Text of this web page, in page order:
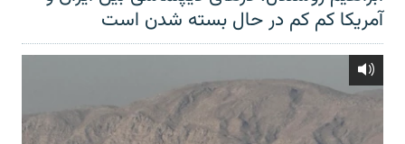
آمریکا کم کم در حال بسته شدن است